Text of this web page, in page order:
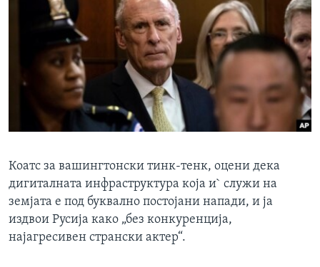
Коатс за вашингтонски тинк-тенк, оцени дека
дигиталната инфраструктура која и` служи на
земјата е под буквално постојани напади, и ја
издвои Русија како „без конкуренција,
најагресивен странски актер“.